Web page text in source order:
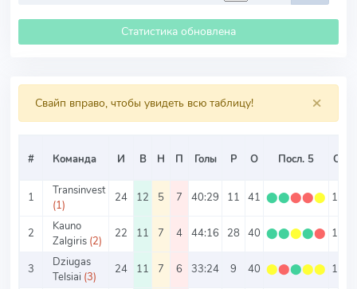
Статистика обновлена
×
Свайп вправо, чтобы увидеть всю таблицу!
# Команда И В Н П Голы Р О Посл. 5 О/И
1
Transinvest
(1)
24 12 5 7 40:29 11 41 ⬤⬤⬤⬤⬤ 1.71
2
Kauno
Zalgiris (2)
22 11 7 4 44:16 28 40 ⬤⬤⬤⬤⬤ 1.82
3
Dziugas
Telsiai (3)
24 11 7 6 33:24 9 40 ⬤⬤⬤⬤⬤ 1.67